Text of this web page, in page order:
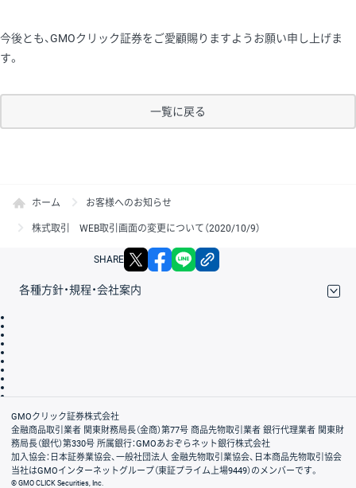
今後とも、GMOクリック証券をご愛顧賜りますようお願い申し上げま
す。
一覧に戻る
ホーム お客様へのお知らせ
株式取引 WEB取引画面の変更について（2020/10/9）
SHARE X facebook
各種方針・規程・会社案内
会社案内
GMOクリック証券株式会社
金融商品取引業者 関東財務局長（金商）第77号 商品先物取引業者 銀行代理業者 関東財
務局長（銀代）第330号 所属銀行：GMOあおぞらネット銀行株式会社
加入協会：日本証券業協会、一般社団法人 金融先物取引業協会、日本商品先物取引協会
当社はGMOインターネットグループ（東証プライム上場9449）のメンバーです。
© GMO CLICK Securities, Inc.